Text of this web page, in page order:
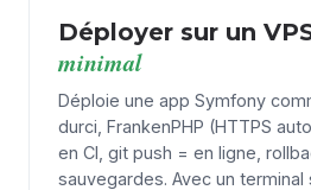
Déployer sur un
minimal
Déploie une app Symfony
durci, FrankenPHP (HTTPS
en CI, git push = en ligne,
sauvegardes. Avec un terminal